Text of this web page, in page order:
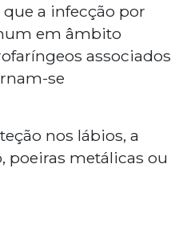
a infecção por
em âmbito
associados
se
nos lábios, a
poeiras metálicas ou